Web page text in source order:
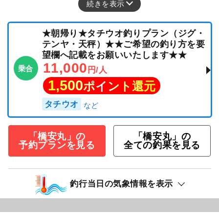
続きを表示
乗合
★朝帰り★タチウオ釣りプラン（ジグ・
テンヤ・天秤）★★ご希望の釣り方を要
望欄へ記載をお願いいたします★★
11,000 円/人
1,500ポイント還元
タチウオ
「橋安丸」の
予約プランを見る
「橋安丸」の
全ての釣果を見る
釣行当日の気象情報を表示